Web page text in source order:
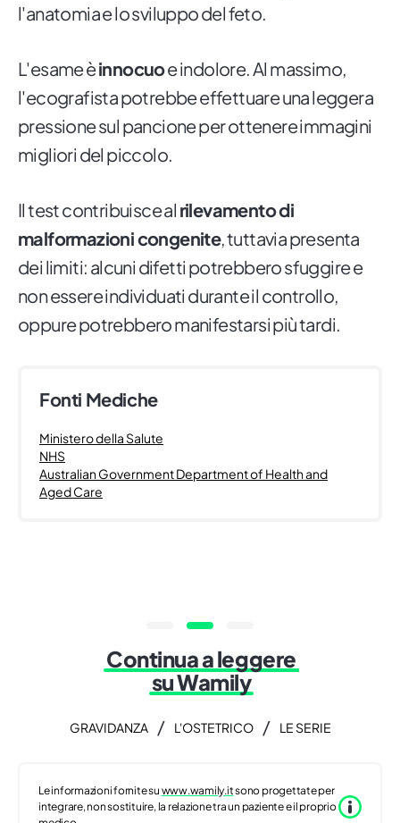
l'anatomia e lo sviluppo del feto.
L'esame èinnocuoe indolore. Al massimo,
l'ecografista potrebbe effettuare una leggera
pressione sul pancione per ottenere immagini
migliori del piccolo.
Il test contribuisce al rilevamento di
malformazioni congenite, tuttavia presenta
dei limiti: alcuni difetti potrebbero sfuggire e
non essere individuati durante il controllo,
oppure potrebbero manifestarsi più tardi.
Fonti Mediche
Ministero della Salute
NHS
Australian Government Department of Health and
Aged Care
Continua a leggere
su Wamily
GRAVIDANZA / L'OSTETRICO / LE SERIE
Le informazioni fornite su www.wamily.itsono progettate per
integrare, non sostituire, la relazione tra un paziente e il proprio